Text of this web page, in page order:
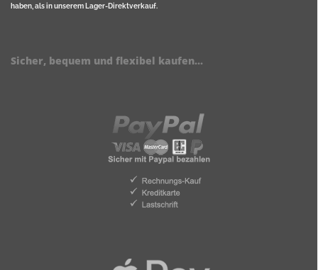
haben, als in unserem Lager-Direktverkauf.
Sicher, bequem und flexibel kaufen...